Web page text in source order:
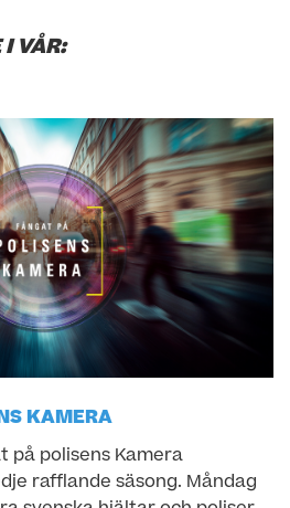
I VÅR:
KAMERA
på polisens Kamera
rafflande säsong. Måndag